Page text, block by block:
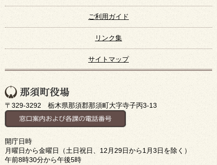
ご利用ガイド
リンク集
サイトマップ
〒329-3292 栃木県那須郡那須町大字寺子丙3-13
開庁日時
月曜日から金曜日（土日祝日、12月29日から1月3日を除く）
午前8時30分から午後5時